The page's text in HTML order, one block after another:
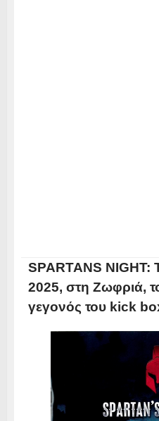
SPARTANS NIGHT:
2025, στη Ζωφριά,
γεγονός του kick